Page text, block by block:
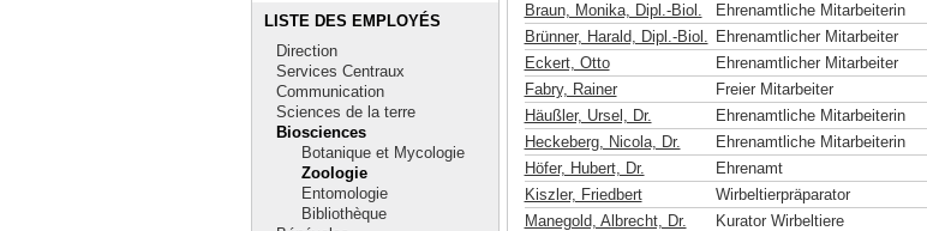
LISTE DES EMPLOYÉS
Direction
Services Centraux
Communication
Sciences de la terre
Biosciences
Botanique et Mycologie
Zoologie
Entomologie
Bibliothèque
Braun, Monika, Dipl.-Biol.
Ehrenamtliche Mitarbeiterin
Brünner, Harald, Dipl.-Biol. Ehrenamtlicher Mitarbeiter
Eckert, Otto
Ehrenamtlicher Mitarbeiter
Fabry, Rainer
Freier Mitarbeiter
Häußler, Ursel, Dr.
Ehrenamtliche Mitarbeiterin
Heckeberg, Nicola, Dr.
Ehrenamtliche Mitarbeiterin
Höfer, Hubert, Dr.
Ehrenamt
Kiszler, Friedbert
Wirbeltierpräparator
Manegold, Albrecht, Dr.
Kurator Wirbeltiere